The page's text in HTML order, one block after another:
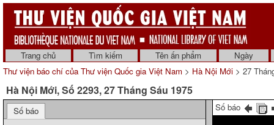
Trang chủ Tìm kiếm Tên ấn phẩm Ngày
Thư viện báo chí của Thư viện Quốc gia Việt Nam > Hà Nội Mới > 27
Hà Nội Mới, Số 2293, 27 Tháng Sáu 1975
Số báo Số báo